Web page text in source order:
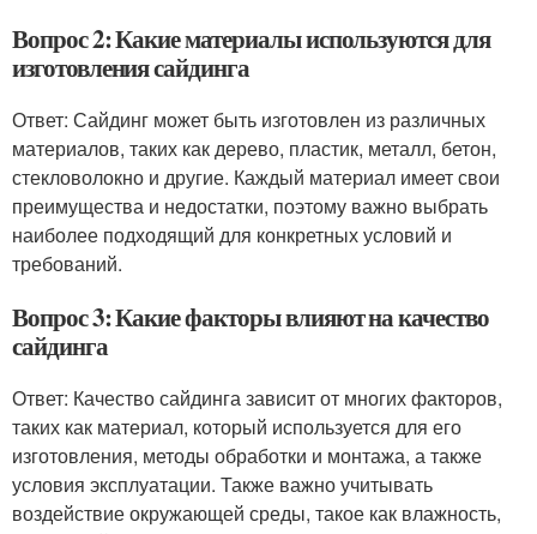
Вопрос 2: Какие материалы используются для
изготовления сайдинга
Ответ: Сайдинг может быть изготовлен из различных
материалов, таких как дерево, пластик, металл, бетон,
стекловолокно и другие. Каждый материал имеет свои
преимущества и недостатки, поэтому важно выбрать
наиболее подходящий для конкретных условий и
требований.
Вопрос 3: Какие факторы влияют на качество
сайдинга
Ответ: Качество сайдинга зависит от многих факторов,
таких как материал, который используется для его
изготовления, методы обработки и монтажа, а также
условия эксплуатации. Также важно учитывать
воздействие окружающей среды, такое как влажность,